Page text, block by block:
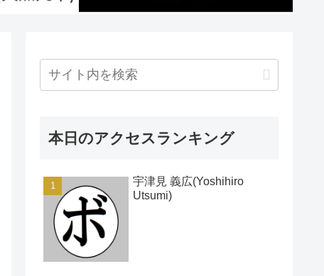
本日のアクセスランキング
宇津見 義広(Yoshihiro
Utsumi)